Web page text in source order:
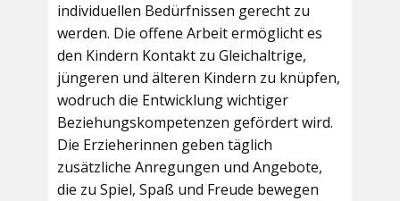
individuellen Bedürfnissen gerecht zu
werden. Die offene Arbeit ermöglicht es
den Kindern Kontakt zu Gleichaltrige,
jüngeren und älteren Kindern zu knüpfen,
wodruch die Entwicklung wichtiger
Beziehungskompetenzen gefördert wird.
Die Erzieherinnen geben täglich
zusätzliche Anregungen und Angebote,
die zu Spiel, Spaß und Freude bewegen